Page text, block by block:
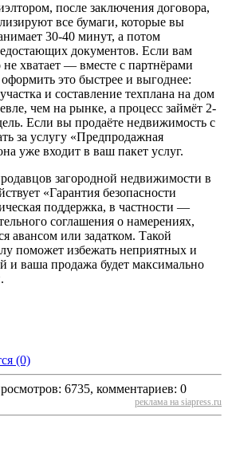
после заключения договора,
все бумаги, которые вы
30-40 минут, а потом
документов. Если вам
не хватает — вместе с партнёрами
это быстрее и выгоднее:
и составление техплана на дом
чем на рынке, а процесс займёт 2-
Если вы продаёте недвижимость с
за услугу «Предпродажная
уже входит в ваш пакет услуг.
загородной недвижимости в
«Гарантия безопасности
поддержка, в частности —
соглашения о намерениях,
авансом или задатком. Такой
поможет избежать неприятных и
и ваша продажа будет максимально
(0)
6735, комментариев: 0
реклама на siapress.ru